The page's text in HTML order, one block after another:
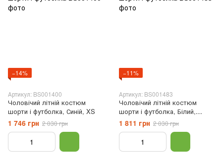
−14%
Артикул: BS001400
Чоловічий літній костюм
шорти і футболка, Синій, XS
1 746 грн 2 030 грн
−11%
Артикул: BS001483
Чоловічий літній костюм
шорти і футболка, Білий,
XXXL
1 811 грн 2 030 грн